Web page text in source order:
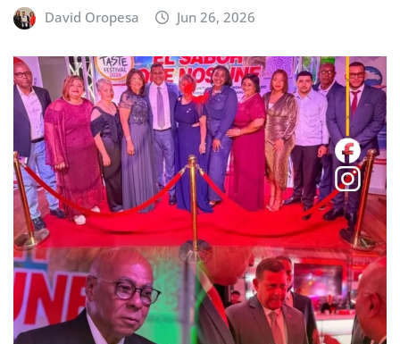
David Oropesa Jun 26, 2026